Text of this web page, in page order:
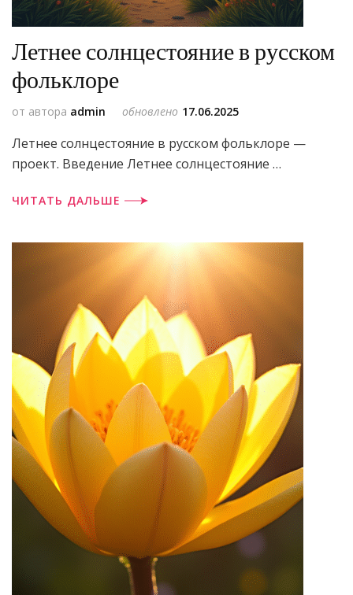
Летнее солнцестояние в русском
фольклоре
от автора admin обновлено 17.06.2025
Летнее солнцестояние в русском фольклоре —
проект. Введение Летнее солнцестояние …
ЧИТАТЬ ДАЛЬШЕ